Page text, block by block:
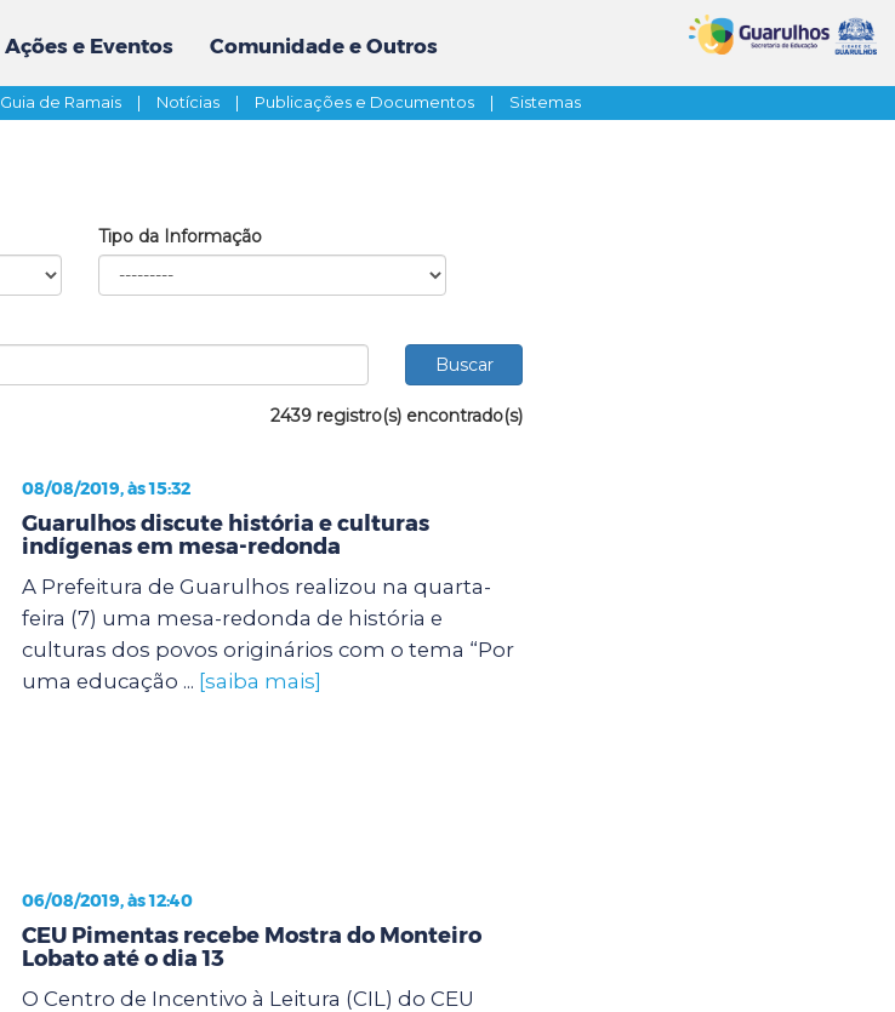
Ações e Eventos Comunidade e Outros
Guia de Ramais | Notícias | Publicações e Documentos | Sistemas
Tipo da Informação
2439 registro(s) encontrado(s)
08/08/2019, às 15:32
Guarulhos discute história e culturas
indígenas em mesa-redonda
A Prefeitura de Guarulhos realizou na quarta-
feira (7) uma mesa-redonda de história e
culturas dos povos originários com o tema “Por
uma educação ... [saiba mais]
06/08/2019, às 12:40
CEU Pimentas recebe Mostra do Monteiro
Lobato até o dia 13
O Centro de Incentivo à Leitura (CIL) do CEU